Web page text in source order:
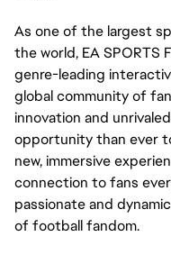
As one of the largest
the world, EA SPORTS
genre-leading
global community of
innovation and
opportunity than ever
new, immersive
connection to fans
passionate and
of football fandom.